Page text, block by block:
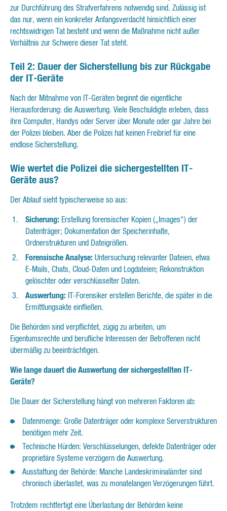
zur Durchführung des Strafverfahrens notwendig sind. Zulässig ist
das nur, wenn ein konkreter Anfangsverdacht hinsichtlich einer
rechtswidrigen Tat besteht und wenn die Maßnahme nicht außer
Verhältnis zur Schwere dieser Tat steht.
Teil 2: Dauer der Sicherstellung bis zur Rückgabe
der IT-Geräte
Nach der Mitnahme von IT-Geräten beginnt die eigentliche
Herausforderung: die Auswertung. Viele Beschuldigte erleben, dass
ihre Computer, Handys oder Server über Monate oder gar Jahre bei
der Polizei bleiben. Aber die Polizei hat keinen Freibrief für eine
endlose Sicherstellung.
Wie wertet die Polizei die sichergestellten IT-
Geräte aus?
Der Ablauf sieht typischerweise so aus:
Sicherung: Erstellung forensischer Kopien („Images“) der
Datenträger; Dokumentation der Speicherinhalte,
Ordnerstrukturen und Dateigrößen.
Forensische Analyse: Untersuchung relevanter Dateien, etwa
E-Mails, Chats, Cloud-Daten und Logdateien; Rekonstruktion
gelöschter oder verschlüsselter Daten.
Auswertung: IT-Forensiker erstellen Berichte, die später in die
Ermittlungsakte einfließen.
Die Behörden sind verpflichtet, zügig zu arbeiten, um
Eigentumsrechte und berufliche Interessen der Betroffenen nicht
übermäßig zu beeinträchtigen.
Wie lange dauert die Auswertung der sichergestellten IT-
Geräte?
Die Dauer der Sicherstellung hängt von mehreren Faktoren ab:
Datenmenge: Große Datenträger oder komplexe Serverstrukturen
benötigen mehr Zeit.
Technische Hürden: Verschlüsselungen, defekte Datenträger oder
proprietäre Systeme verzögern die Auswertung.
Ausstattung der Behörde: Manche Landeskriminalämter sind
chronisch überlastet, was zu monatelangen Verzögerungen führt.
Trotzdem rechtfertigt eine Überlastung der Behörden keine